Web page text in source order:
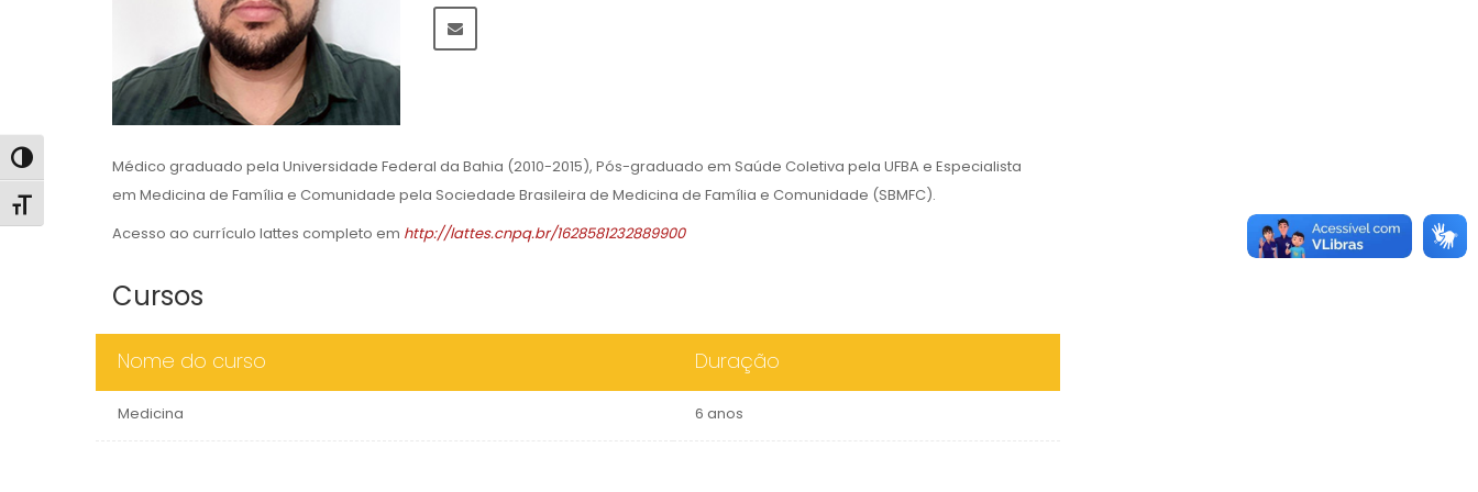
Alternar alto contraste
Alternar tamanho da fonte
Médico graduado pela Universidade Federal da Bahia (2010-2015), Pós-graduado em Saúde Coletiva pela UFBA e Especialista
em Medicina de Família e Comunidade pela Sociedade Brasileira de Medicina de Família e Comunidade (SBMFC).
Acesso ao currículo lattes completo em http://lattes.cnpq.br/1628581232889900
Cursos
Nome do curso Duração
Medicina 6 anos